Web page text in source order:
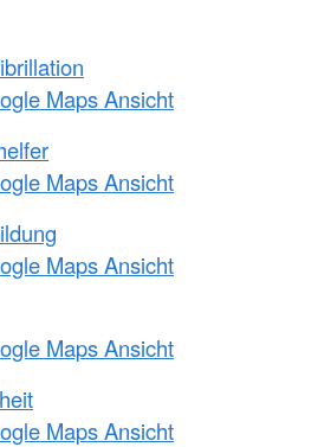
Maps Ansicht
Maps Ansicht
Maps Ansicht
Maps Ansicht
Maps Ansicht